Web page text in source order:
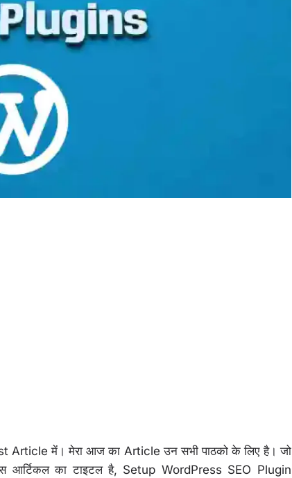
में। मेरा आज का Article उन सभी पाठको के लिए है। जो
का टाइटल है, Setup WordPress SEO Plugin